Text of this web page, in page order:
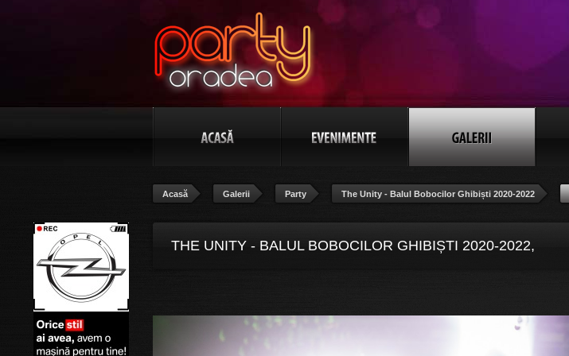
Acasă Galerii Party The Unity - Balul Bobocilor Ghibiști 2020-2022
THE UNITY - BALUL BOBOCILOR GHIBIȘTI 2020-2022,